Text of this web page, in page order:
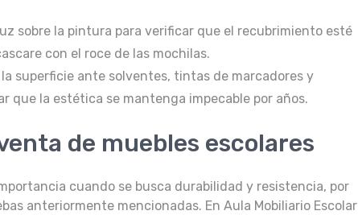
sobre la pintura para verificar que el recubrimiento esté
con el roce de las mochilas.
superficie ante solventes, tintas de marcadores y
que la estética se mantenga impecable por años.
de muebles escolares
cuando se busca durabilidad y resistencia, por
anteriormente mencionadas. En Aula Mobiliario Escolar